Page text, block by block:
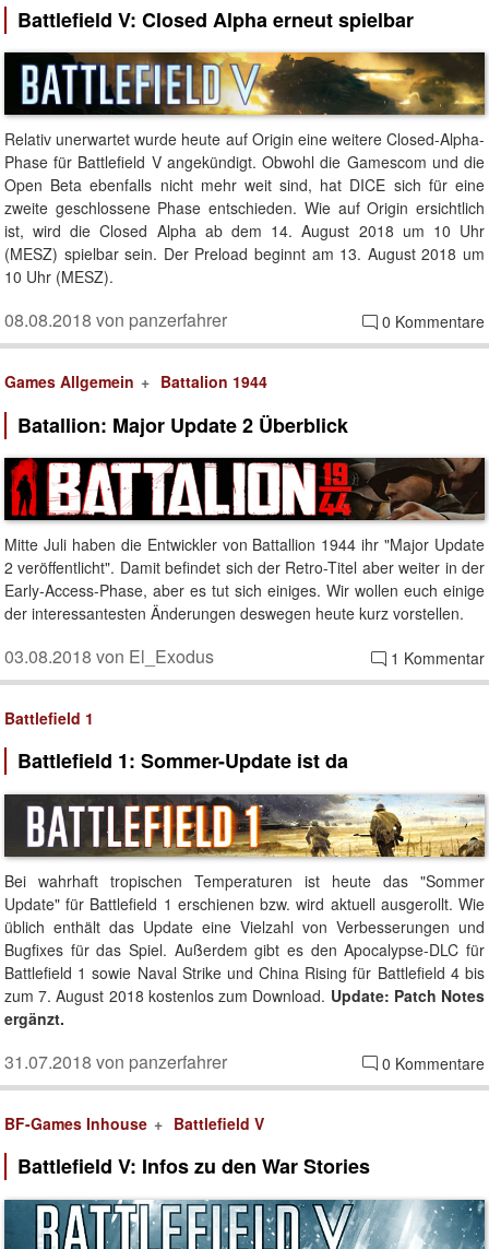
Battlefield V: Closed Alpha erneut spielbar
Relativ unerwartet wurde heute auf Origin eine weitere Closed-Alpha-
Phase für Battlefield V angekündigt. Obwohl die Gamescom und die
Open Beta ebenfalls nicht mehr weit sind, hat DICE sich für eine
zweite geschlossene Phase entschieden. Wie auf Origin ersichtlich
ist, wird die Closed Alpha ab dem 14. August 2018 um 10 Uhr
(MESZ) spielbar sein. Der Preload beginnt am 13. August 2018 um
10 Uhr (MESZ).
0 Kommentare
08.08.2018 von panzerfahrer
Games Allgemein Battalion 1944
Batallion: Major Update 2 Überblick
Mitte Juli haben die Entwickler von Battallion 1944 ihr "Major Update
2 veröffentlicht". Damit befindet sich der Retro-Titel aber weiter in der
Early-Access-Phase, aber es tut sich einiges. Wir wollen euch einige
der interessantesten Änderungen deswegen heute kurz vorstellen.
1 Kommentar
03.08.2018 von El_Exodus
Battlefield 1
Battlefield 1: Sommer-Update ist da
Bei wahrhaft tropischen Temperaturen ist heute das "Sommer
Update" für Battlefield 1 erschienen bzw. wird aktuell ausgerollt. Wie
üblich enthält das Update eine Vielzahl von Verbesserungen und
Bugfixes für das Spiel. Außerdem gibt es den Apocalypse-DLC für
Battlefield 1 sowie Naval Strike und China Rising für Battlefield 4 bis
zum 7. August 2018 kostenlos zum Download. Update: Patch Notes
ergänzt.
0 Kommentare
31.07.2018 von panzerfahrer
BF-Games Inhouse Battlefield V
Battlefield V: Infos zu den War Stories